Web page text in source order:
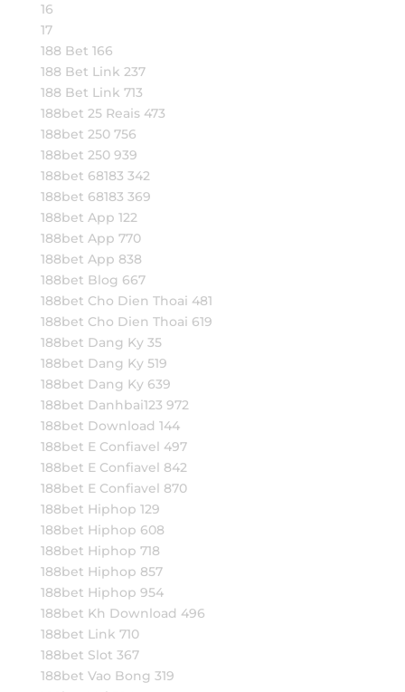
16
17
188 Bet 166
188 Bet Link 237
188 Bet Link 713
188bet 25 Reais 473
188bet 250 756
188bet 250 939
188bet 68183 342
188bet 68183 369
188bet App 122
188bet App 770
188bet App 838
188bet Blog 667
188bet Cho Dien Thoai 481
188bet Cho Dien Thoai 619
188bet Dang Ky 35
188bet Dang Ky 519
188bet Dang Ky 639
188bet Danhbai123 972
188bet Download 144
188bet E Confiavel 497
188bet E Confiavel 842
188bet E Confiavel 870
188bet Hiphop 129
188bet Hiphop 608
188bet Hiphop 718
188bet Hiphop 857
188bet Hiphop 954
188bet Kh Download 496
188bet Link 710
188bet Slot 367
188bet Vao Bong 319